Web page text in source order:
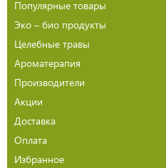
Популярные товары
Эко – био продукты
Целебные травы
Ароматерапия
Производители
Акции
Доставка
Оплата
Избранное